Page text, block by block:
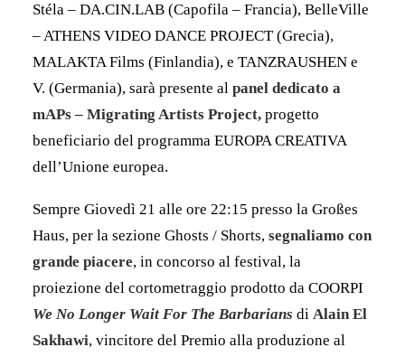
Stéla – DA.CIN.LAB (Capofila – Francia), BelleVille
– ATHENS VIDEO DANCE PROJECT (Grecia),
MALAKTA Films (Finlandia), e TANZRAUSHEN e
V. (Germania), sarà presente al panel dedicato a
mAPs – Migrating Artists Project, progetto
beneficiario del programma EUROPA CREATIVA
dell’Unione europea.
Sempre Giovedì 21 alle ore 22:15 presso la Großes
Haus, per la sezione Ghosts / Shorts, segnaliamo con
grande piacere, in concorso al festival, la
proiezione del cortometraggio prodotto da COORPI
We No Longer Wait For The Barbarians di Alain El
Sakhawi, vincitore del Premio alla produzione al